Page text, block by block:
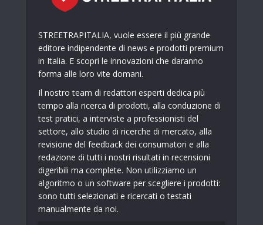
STREETRAPITALIA, vuole essere il più grande
editore indipendente di news e prodotti premium
in Italia. E scopri le innovazioni che daranno
forma alle loro vite domani.
Il nostro team di redattori esperti dedica più
tempo alla ricerca di prodotti, alla conduzione di
test pratici, a interviste a professionisti del
settore, allo studio di ricerche di mercato, alla
revisione del feedback dei consumatori e alla
redazione di tutti i nostri risultati in recensioni
digeribili ma complete. Non utilizziamo un
algoritmo o un software per scegliere i prodotti:
sono tutti selezionati e ricercati o testati
manualmente da noi.